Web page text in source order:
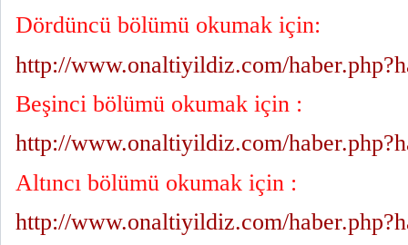
Dördüncü bölümü okumak için:
http://www.onaltiyildiz.com/
Beşinci bölümü okumak için :
http://www.onaltiyildiz.com/
Altıncı bölümü okumak için :
http://www.onaltiyildiz.com/